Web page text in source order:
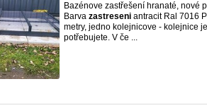
Bazénove zastřešení hranaté, nové
Barva zastreseni antracit Ral 7016
metry, jedno kolejnicove - kolejnice
potřebujete. V če ...